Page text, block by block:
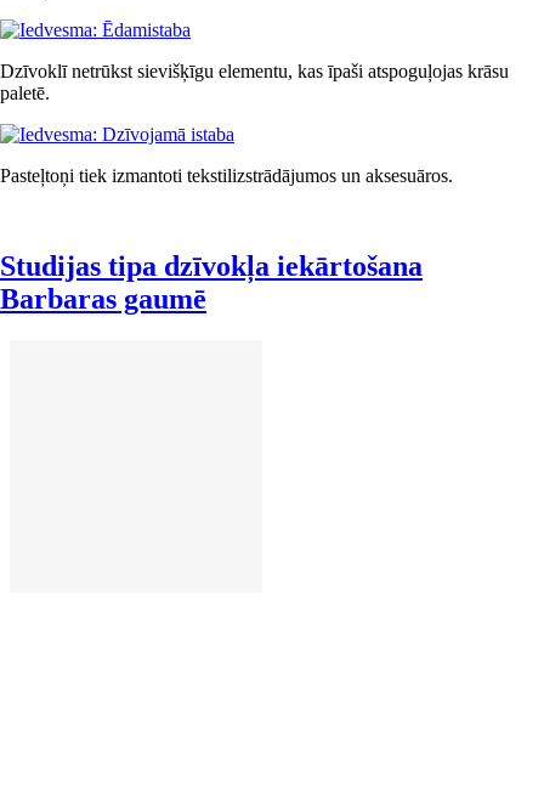
Dzīvoklī netrūkst sievišķīgu elementu, kas īpaši atspoguļojas krāsu
paletē.
Pasteļtoņi tiek izmantoti tekstilizstrādājumos un aksesuāros.
Studijas tipa dzīvokļa iekārtošana
Barbaras gaumē